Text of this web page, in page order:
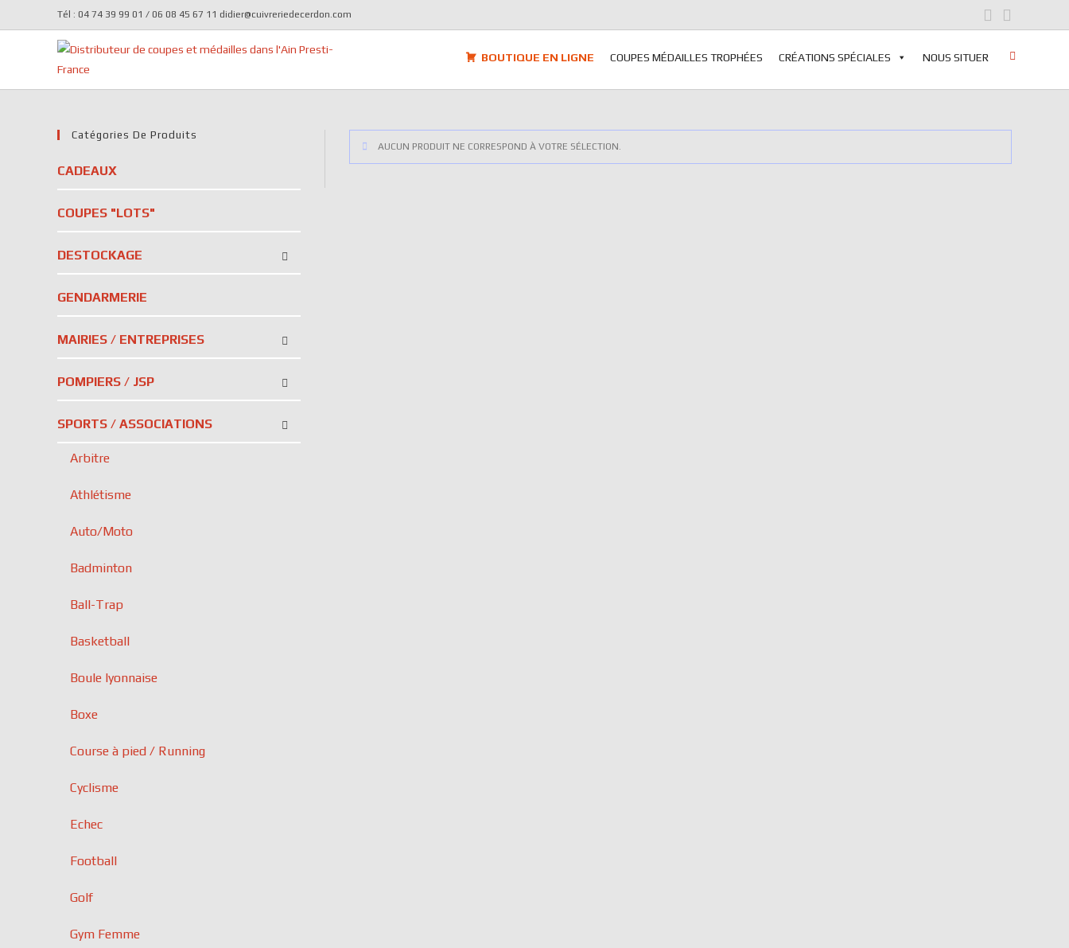
Tél : 04 74 39 99 01 / 06 08 45 67 11 didier@cuivreriedecerdon.com
BOUTIQUE EN LIGNE COUPES MÉDAILLES TROPHÉES CRÉATIONS SPÉCIALES NOUS SITUER
AUCUN PRODUIT NE CORRESPOND À VOTRE SÉLECTION.
Catégories De Produits
CADEAUX
COUPES "LOTS"
DESTOCKAGE
GENDARMERIE
MAIRIES / ENTREPRISES
POMPIERS / JSP
SPORTS / ASSOCIATIONS
Arbitre
Athlétisme
Auto/Moto
Badminton
Ball-Trap
Basketball
Boule lyonnaise
Boxe
Course à pied / Running
Cyclisme
Echec
Football
Golf
Gym Femme